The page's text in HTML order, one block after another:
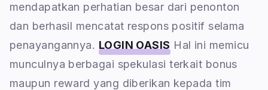
mendapatkan perhatian besar dari penonton
dan berhasil mencatat respons positif selama
penayangannya. LOGIN OASIS Hal ini memicu
munculnya berbagai spekulasi terkait bonus
maupun reward yang diberikan kepada tim